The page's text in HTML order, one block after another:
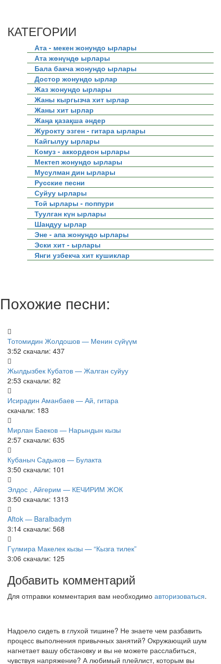
КАТЕГОРИИ
Ата - мекен жонундо ырлары
Ата жөнүндө ырлары
Бала бакча жонундо ырлары
Достор жонундо ырлар
Жаз жонундо ырлары
Жаны кыргызча хит ырлар
Жаны хит ырлар
Жаңа қазақша әндер
Журокту эзген - гитара ырлары
Кайгылуу ырлары
Комуз - аккордеон ырлары
Мектеп жонундо ырлары
Мусулман дин ырлары
Русские песни
Суйуу ырлары
Той ырлары - поппури
Туулган күн ырлары
Шандуу ырлар
Эне - апа жонундо ырлары
Эски хит - ырлары
Янги узбекча хит кушиклар
Похожие песни:
Тотомидин Жолдошов — Менин сүйүүм
3:52 скачали: 437
Жылдызбек Кубатов — Жалган суйуу
2:53 скачали: 82
Исирадин Аманбаев — Ай, гитара
скачали: 183
Мирлан Баеков — Нарындын кызы
2:57 скачали: 635
Кубаныч Садыков — Булакта
3:50 скачали: 101
Элдос , Айгерим — КЕЧИРИМ ЖОК
3:50 скачали: 1313
Aftok — Baralbadym
3:14 скачали: 568
Гүлмира Макелек кызы — “Кызга тилек”
3:06 скачали: 125
Добавить комментарий
Для отправки комментария вам необходимо авторизоваться.
Надоело сидеть в глухой тишине? Не знаете чем разбавить
процесс выполнения привычных занятий? Окружающий шум
нагнетает вашу обстановку и вы не можете расслабиться,
чувствуя напряжение? А любимый плейлист, которым вы